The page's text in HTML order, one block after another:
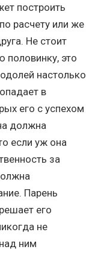
построить
расчету или же
Не стоит
половинку, это
настолько
в
его с успехом
должна
если уж она
за
Парень
его
не
ним